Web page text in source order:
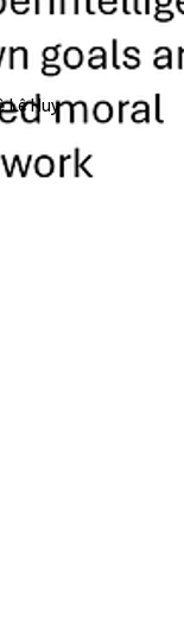
Lê Huy